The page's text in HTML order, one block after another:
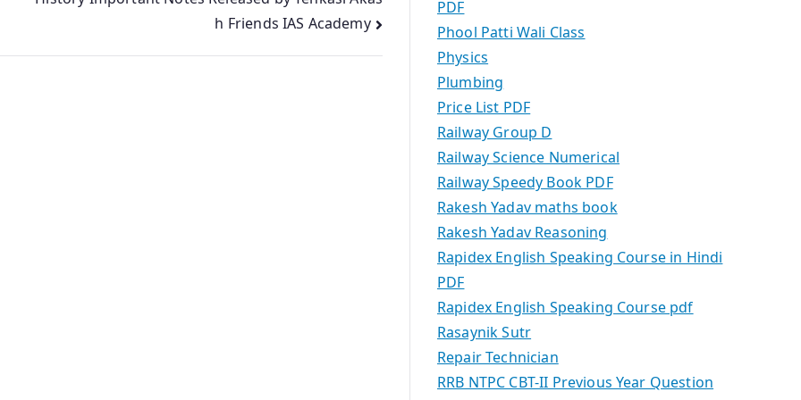
h Friends IAS Academy
PDF
Phool Patti Wali Class
Physics
Plumbing
Price List PDF
Railway Group D
Railway Science Numerical
Railway Speedy Book PDF
Rakesh Yadav maths book
Rakesh Yadav Reasoning
Rapidex English Speaking Course in Hindi
PDF
Rapidex English Speaking Course pdf
Rasaynik Sutr
Repair Technician
RRB NTPC CBT-II Previous Year Question